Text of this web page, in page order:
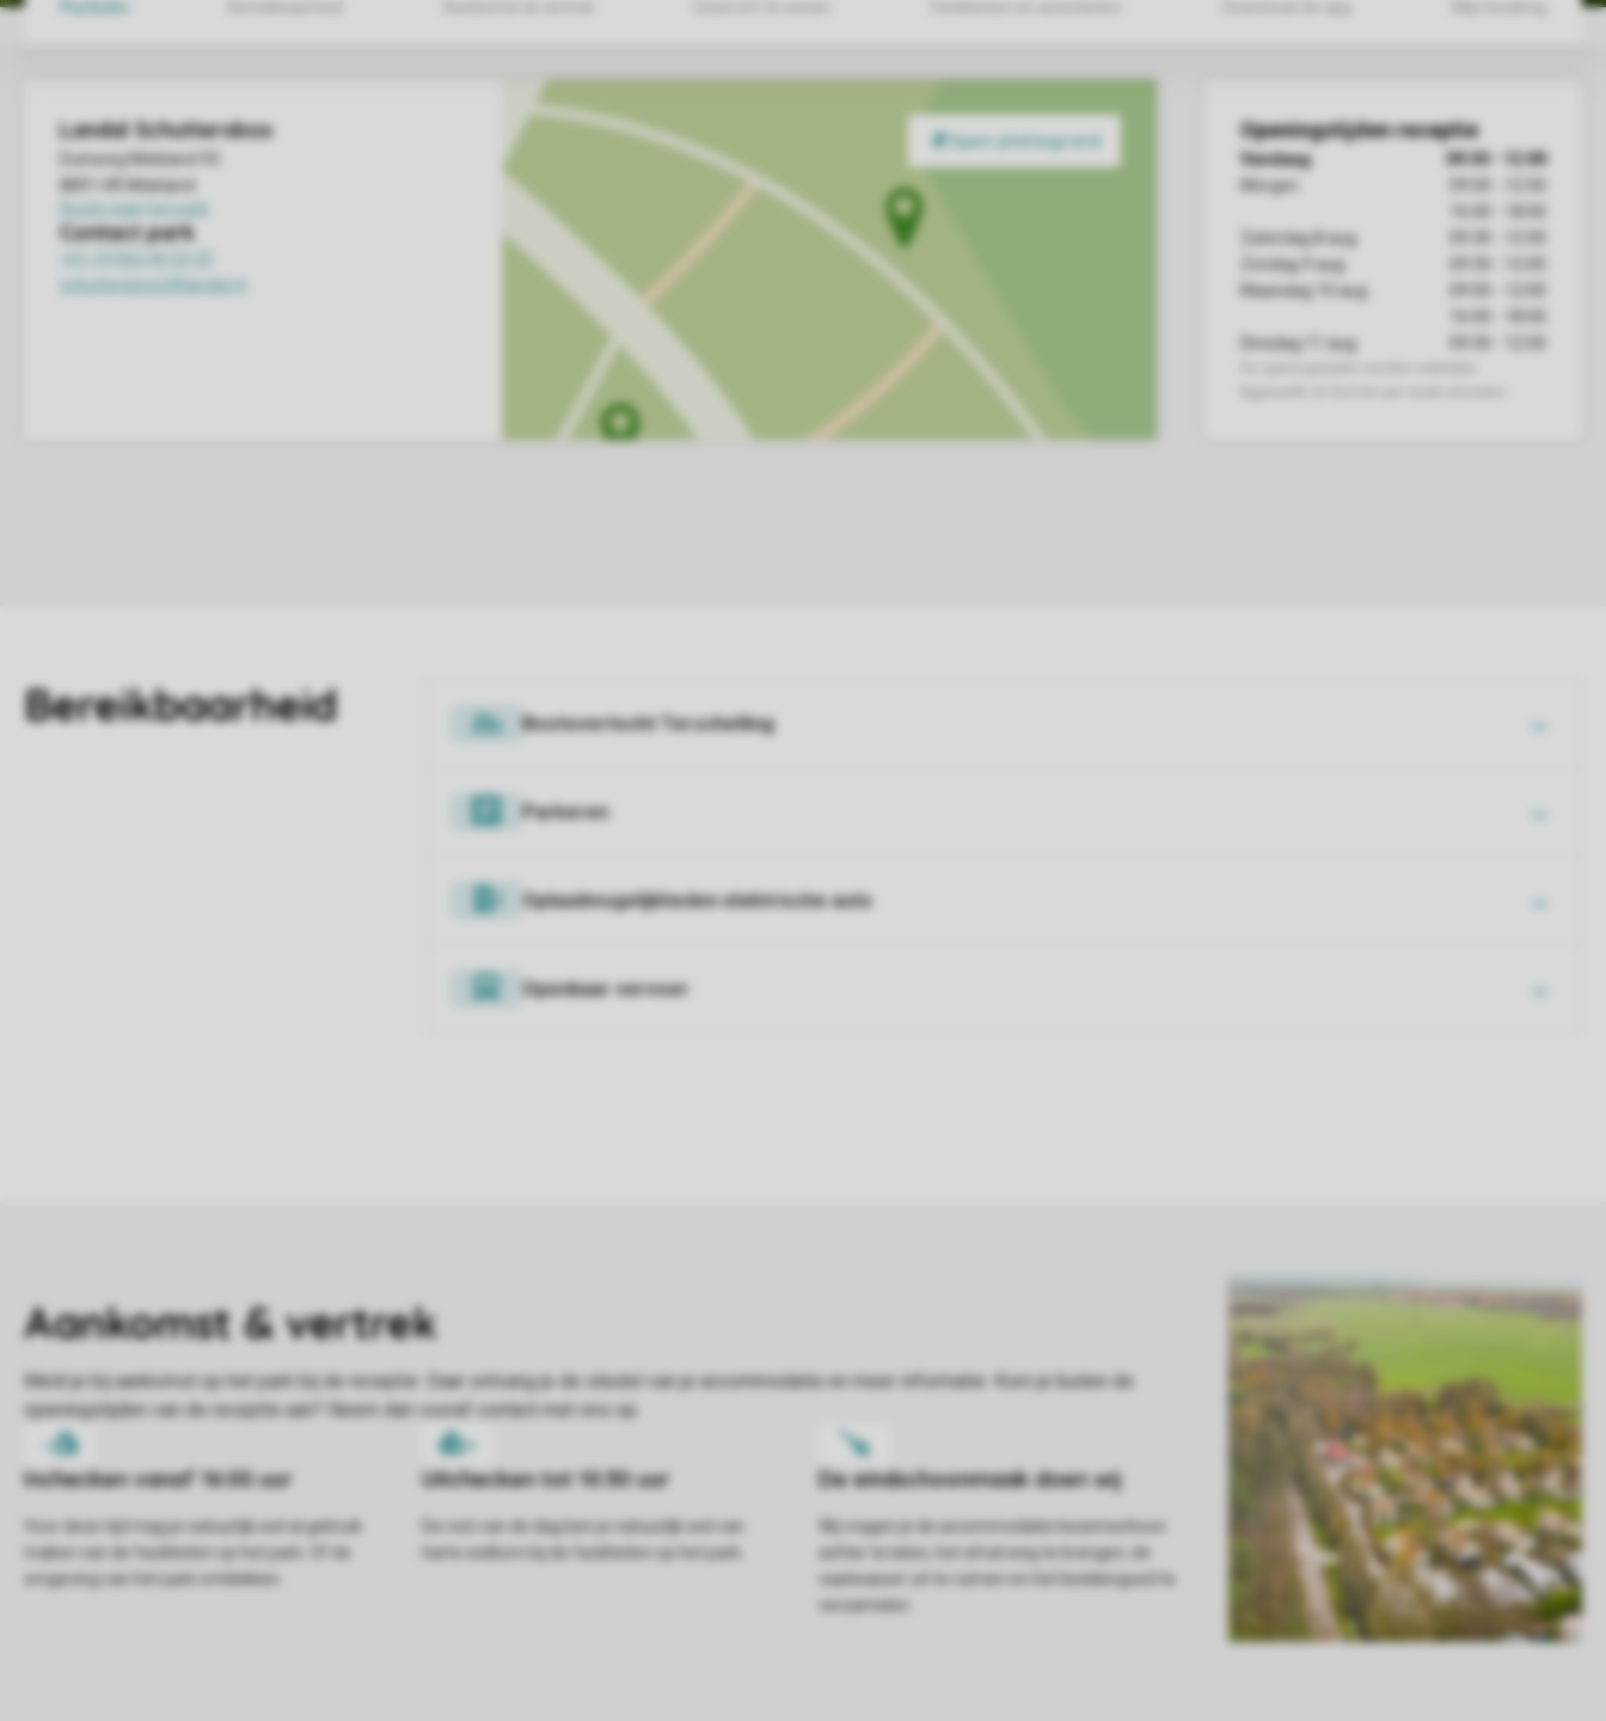
Bootovertocht Terschelling
Parkeren
Oplaadmogelijkheden elektrische auto
Openbaar vervoer
Voor deze tijd mag je natuurlijk wel al gebruik
maken van de faciliteiten op het park. Of de
omgeving van het park ontdekken.
De rest van de dag ben je natuurlijk wel van
harte welkom bij de faciliteiten op het park.
Wij vragen je de accommodatie bezemschoon
achter te laten, het afval weg te brengen, de
vaatwasser uit te ruimen en het beddengoed te
verzamelen.